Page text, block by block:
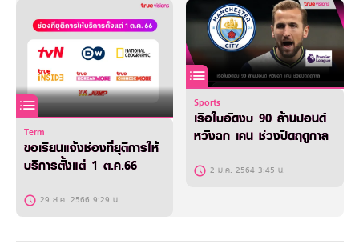
Term
ขอเรียนแจ้งช่องที่ยุติการให้
บริการตั้งแต่ 1 ต.ค.66
29 ส.ค. 2566 9:29 น.
Sports
เรือใบอัดงบ 90 ล้านปอนด์
หวังฉก เคน ช่วงปิดฤดูกาล
2 ม.ค. 2564 3:45 น.